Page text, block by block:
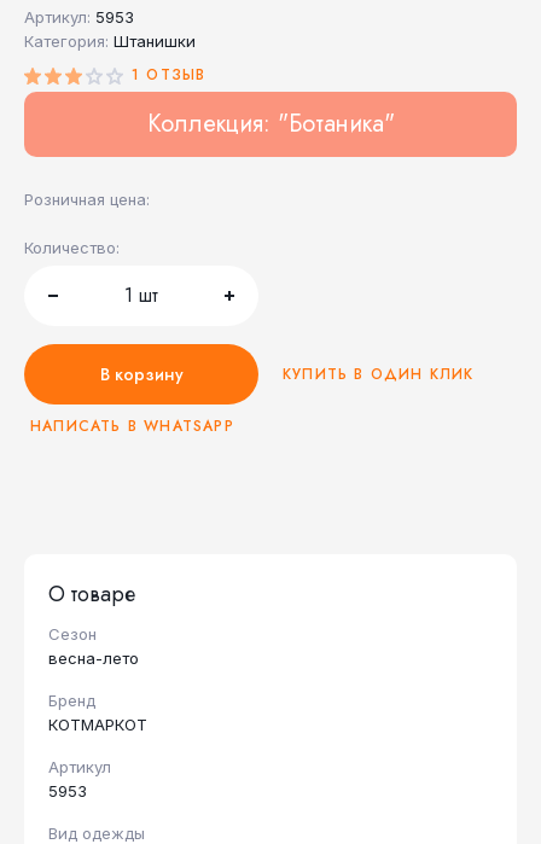
Артикул: 5953
Категория: Штанишки
1 ОТЗЫВ
Коллекция: "Ботаника"
Розничная цена:
Количество:
1 шт
В корзину КУПИТЬ В ОДИН КЛИК
НАПИСАТЬ В WHATSAPP
О товаре
Сезон
весна-лето
Бренд
КОТМАРКОТ
Артикул
5953
Вид одежды